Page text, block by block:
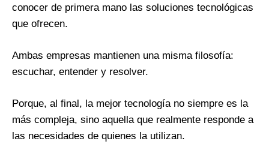
conocer de primera mano las soluciones tecnológicas
que ofrecen.
Ambas empresas mantienen una misma filosofía:
escuchar, entender y resolver.
Porque, al final, la mejor tecnología no siempre es la
más compleja, sino aquella que realmente responde a
las necesidades de quienes la utilizan.